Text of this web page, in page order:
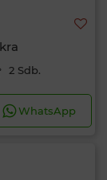
2 Sdb.
WhatsApp